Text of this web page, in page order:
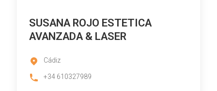
SUSANA ROJO ESTETICA
AVANZADA & LASER
Cádiz
+34 610327989